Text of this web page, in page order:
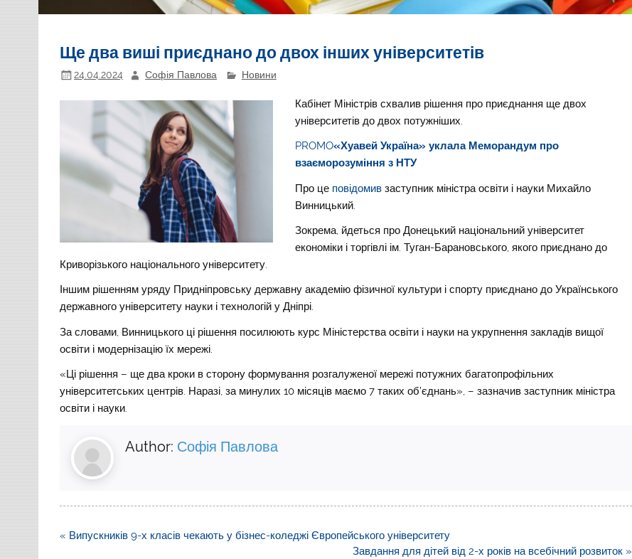
Ще два виші приєднано до двох інших університетів
24.04.2024 Софія Павлова Новини
Кабінет Міністрів схвалив рішення про приєднання ще двох
університетів до двох потужніших.
PROMO«Хуавей Україна» уклала Меморандум про
взаєморозуміння з НТУ
Про це повідомивзаступник міністра освіти і науки Михайло
Винницький.
Зокрема, йдеться про Донецький національний університет
економіки і торгівлі ім. Туган-Барановського, якого приєднано до
Криворізького національного університету.
Іншим рішенням уряду Придніпровську державну академію фізичної культури і спорту приєднано до Українського
державного університету науки і технологій у Дніпрі.
За словами, Винницького ці рішення посилюють курс Міністерства освіти і науки на укрупнення закладів вищої
освіти і модернізацію їх мережі.
«Ці рішення – ще два кроки в сторону формування розгалуженої мережі потужних багатопрофільних
університетських центрів. Наразі, за минулих 10 місяців маємо 7 таких об’єднань», – зазначив заступник міністра
освіти і науки.
Author: Софія Павлова
Навігація
« Випускників 9-х класів чекають у бізнес-коледжі Європейського університету
Завдання для дітей від 2-х років на всебічний розвиток »